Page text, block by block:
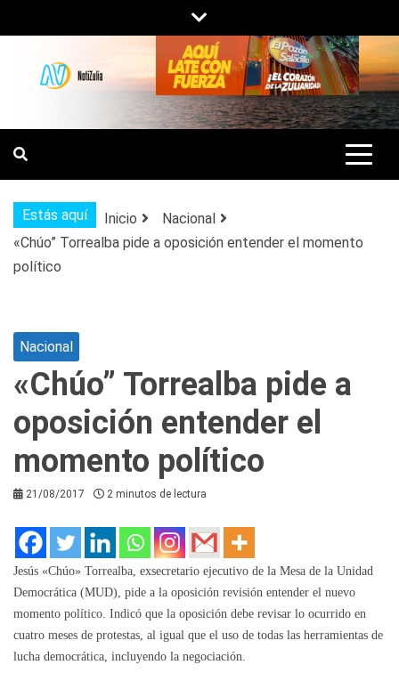
al
contenido
NOTIZULIA
NOTICIAS DEL ZULIA, VENEZUELA Y
DE INTERÉS GENERAL.
Estás aquí Inicio
Nacional
«Chúo” Torrealba pide a oposición entender el momento
político
Nacional
«Chúo” Torrealba pide a
oposición entender el
momento político
21/08/2017 2 minutos de lectura
Jesús «Chúo» Torrealba, exsecretario ejecutivo de la Mesa de la Unidad
Democrática (MUD), pide a la oposición revisión entender el nuevo
momento político. Indicó que la oposición debe revisar lo ocurrido en
cuatro meses de protestas, al igual que el uso de todas las herramientas de
lucha democrática, incluyendo la negociación.